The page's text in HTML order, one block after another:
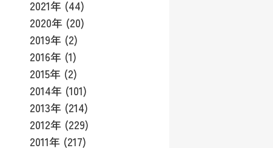
2021年 (44)
2020年 (20)
2019年 (2)
2016年 (1)
2015年 (2)
2014年 (101)
2013年 (214)
2012年 (229)
2011年 (217)